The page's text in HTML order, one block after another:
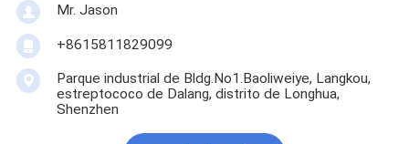
Mr. Jason
+8615811829099
Parque industrial de Bldg.No1.Baoliweiye, Langkou,
estreptococo de Dalang, distrito de Longhua,
Shenzhen